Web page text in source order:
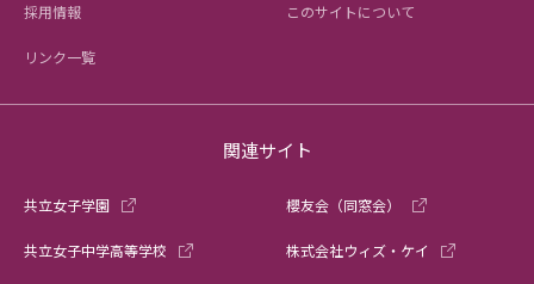
採用情報 このサイトについて
リンク一覧
関連サイト
共立女子学園
共立女子中学高等学校
櫻友会（同窓会）
株式会社ウィズ・ケイ